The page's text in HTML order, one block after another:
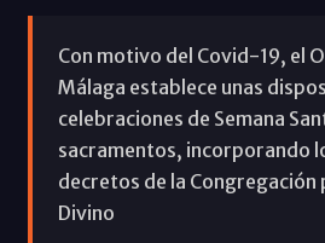
Con motivo del Covid-19, el
Málaga establece unas
celebraciones de Semana
sacramentos, incorporando
decretos de la Congregación
Divino